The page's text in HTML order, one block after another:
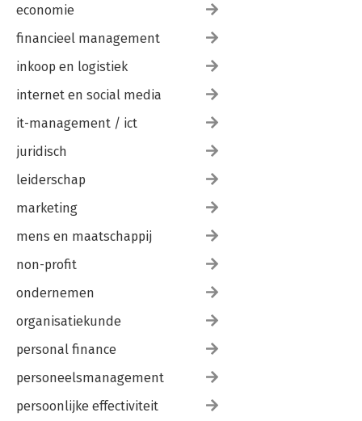
economie
financieel management
inkoop en logistiek
internet en social media
it-management / ict
juridisch
leiderschap
marketing
mens en maatschappij
non-profit
ondernemen
organisatiekunde
personal finance
personeelsmanagement
persoonlijke effectiviteit